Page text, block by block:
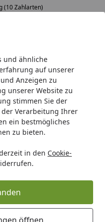
und ähnliche
auf unserer
Anzeigen zu
unserer Website zu
stimmen Sie der
der Verarbeitung Ihrer
ein bestmögliches
zu bieten.
in den Cookie-
(10 Zahlarten)
Gaskartusche 600 ml
600 ml